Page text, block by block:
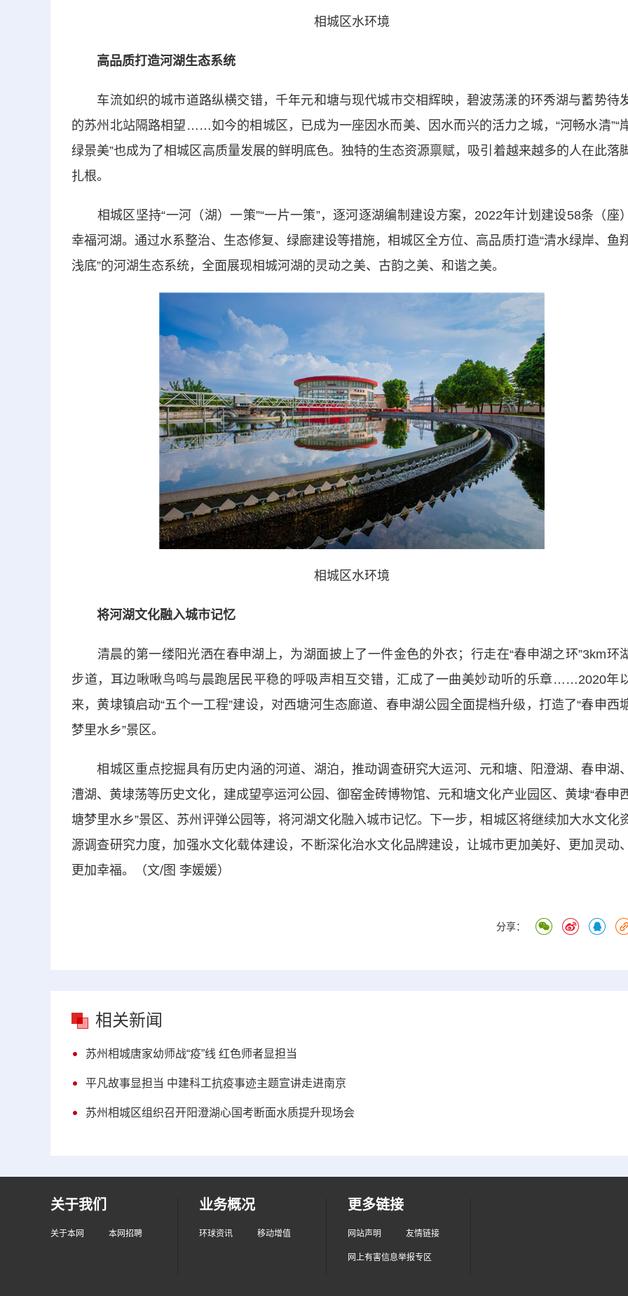
相城区水环境
高品质打造河湖生态系统
车流如织的城市道路纵横交错，千年元和塘与现代城市交相辉映，碧波荡漾的环秀湖与蓄势待
的苏州北站隔路相望……如今的相城区，已成为一座因水而美、因水而兴的活力之城，“河畅水清”“
绿景美”也成为了相城区高质量发展的鲜明底色。独特的生态资源禀赋，吸引着越来越多的人在此落
扎根。
相城区坚持“一河（湖）一策”“一片一策”，逐河逐湖编制建设方案，2022年计划建设58条（座
幸福河湖。通过水系整治、生态修复、绿廊建设等措施，相城区全方位、高品质打造“清水绿岸、鱼
浅底”的河湖生态系统，全面展现相城河湖的灵动之美、古韵之美、和谐之美。
相城区水环境
将河湖文化融入城市记忆
清晨的第一缕阳光洒在春申湖上，为湖面披上了一件金色的外衣；行走在“春申湖之环”3km环
步道，耳边啾啾鸟鸣与晨跑居民平稳的呼吸声相互交错，汇成了一曲美妙动听的乐章……2020年
来，黄埭镇启动“五个一工程”建设，对西塘河生态廊道、春申湖公园全面提档升级，打造了“春申西
梦里水乡”景区。
相城区重点挖掘具有历史内涵的河道、湖泊，推动调查研究大运河、元和塘、阳澄湖、春申湖
漕湖、黄埭荡等历史文化，建成望亭运河公园、御窑金砖博物馆、元和塘文化产业园区、黄埭“春申
塘梦里水乡”景区、苏州评弹公园等，将河湖文化融入城市记忆。下一步，相城区将继续加大水文化
源调查研究力度，加强水文化载体建设，不断深化治水文化品牌建设，让城市更加美好、更加灵动
更加幸福。（文/图 李媛媛）
分享：
相关新闻
苏州相城唐家幼师战“疫”线 红色师者显担当
平凡故事显担当 中建科工抗疫事迹主题宣讲走进南京
苏州相城区组织召开阳澄湖心国考断面水质提升现场会
关于我们
关于本网 本网招聘
业务概况
环球资讯 移动增值
更多链接
网站声明 友情链接
网上有害信息举报专区